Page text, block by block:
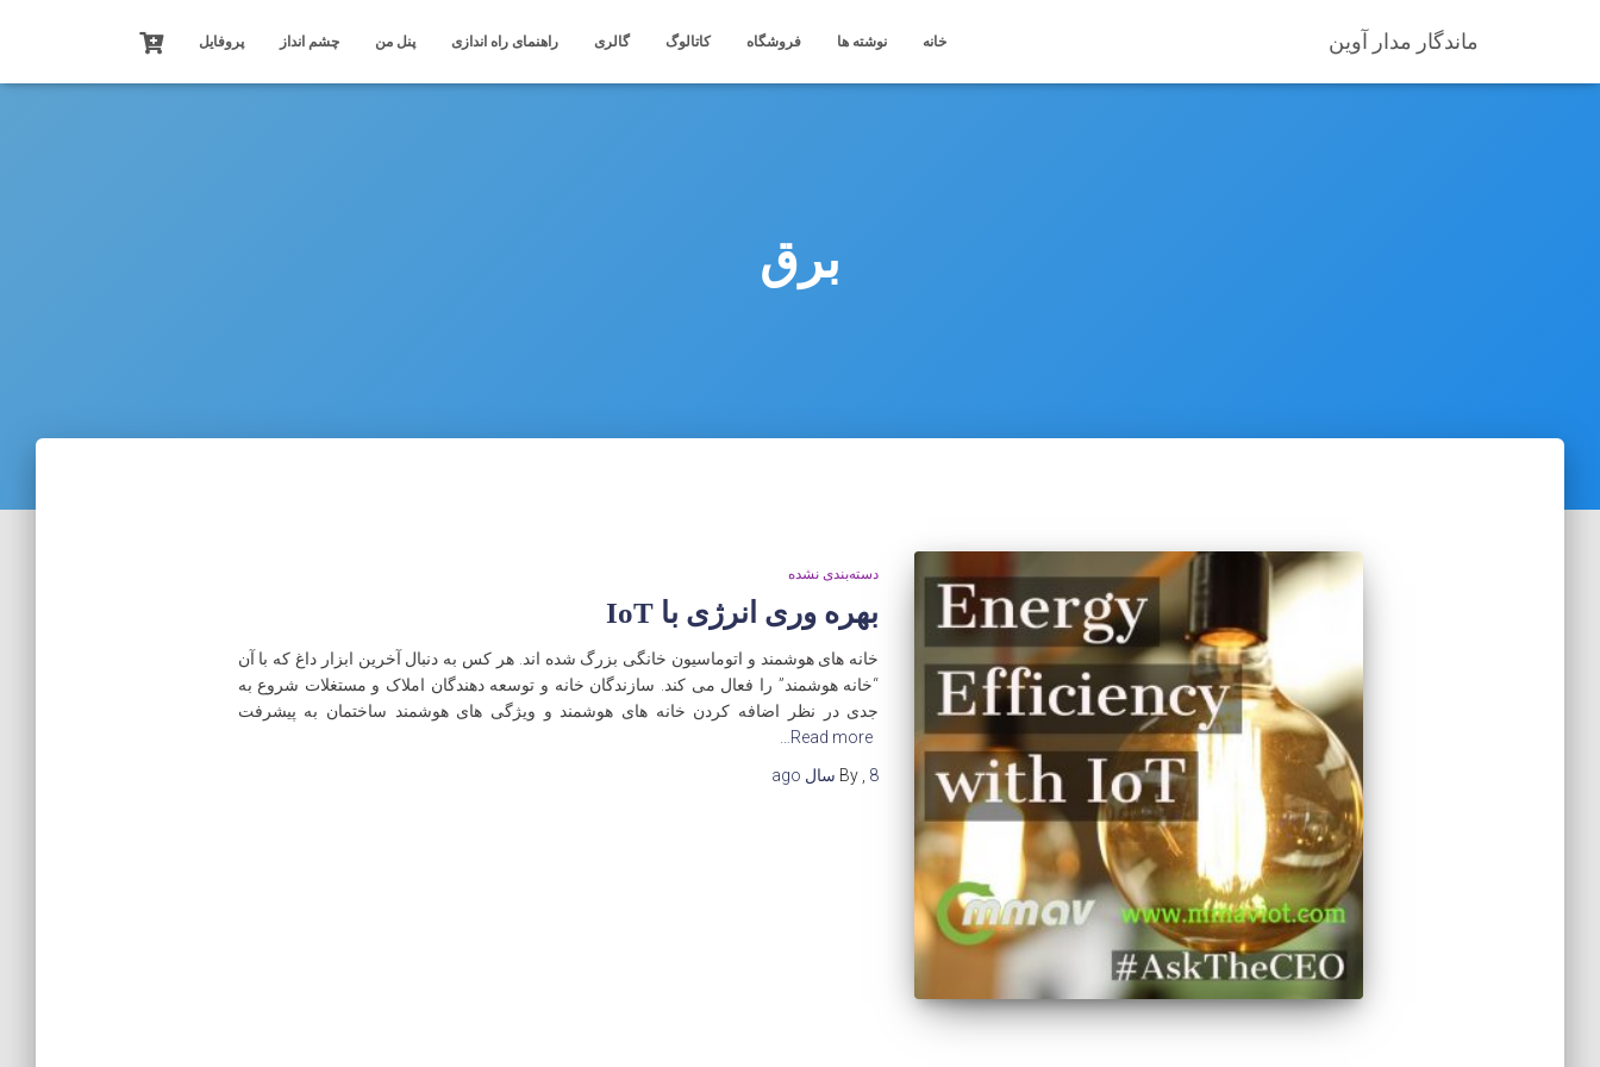
ماندگار مدار آوین خانه نوشته ها فروشگاه کاتالوگ گالری راهنمای راه اندازی پنل من چشم انداز پروفایل
برق
دسته‌بندی نشده
بهره وری انرژی با IoT
خانه های هوشمند و اتوماسیون خانگی بزرگ شده اند. هر کس به دنبال آخرین ابزار داغ که با آن
“خانه هوشمند” را فعال می کند. سازندگان خانه و توسعه دهندگان املاک و مستغلات شروع به
جدی در نظر اضافه کردن خانه های هوشمند و ویژگی های هوشمند ساختمان به پیشرفت
Read more…
By
8 سال